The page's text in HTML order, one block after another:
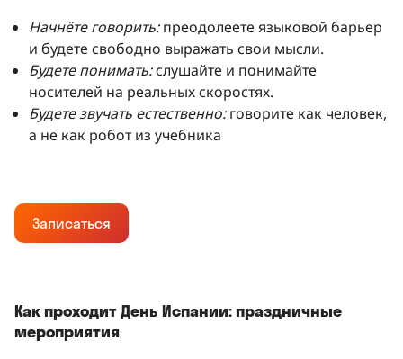
Начнёте говорить:преодолеете языковой барьер
и будете свободно выражать свои мысли.
Будете понимать:слушайте и понимайте
носителей на реальных скоростях.
Будете звучать естественно:говорите как человек,
а не как робот из учебника
Записаться
Как проходит День Испании: праздничные
мероприятия